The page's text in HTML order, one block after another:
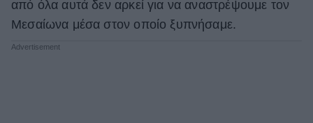
Market News
από όλα αυτά δεν αρκεί για να αναστρέψουμε τον
Μεσαίωνα μέσα στον οποίο ξυπνήσαμε.